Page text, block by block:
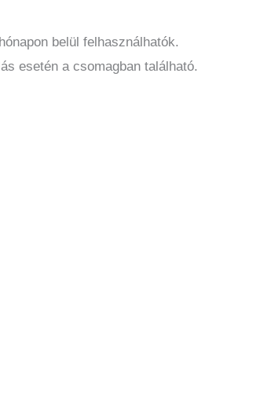
belül felhasználhatók.
esetén a csomagban található.